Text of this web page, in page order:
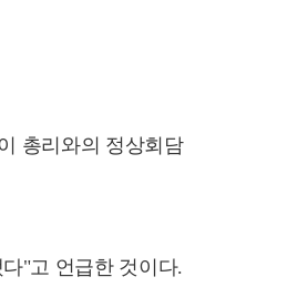
총리와의 정상회담
"고 언급한 것이다.